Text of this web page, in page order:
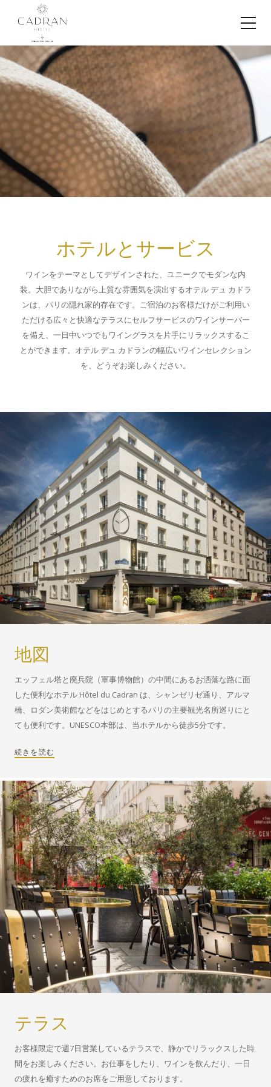
ホテルとサービス
ワインをテーマとしてデザインされた、ユニークでモダンな内
装。大胆でありながら上質な雰囲気を演出するオテル デュ カドラ
ンは、パリの隠れ家的存在です。ご宿泊のお客様だけがご利用い
ただける広々と快適なテラスにセルフサービスのワインサーバー
を備え、一日中いつでもワイングラスを片手にリラックスするこ
とができます。オテル デュ カドランの幅広いワインセレクション
を、どうぞお楽しみください。
地図
エッフェル塔と廃兵院（軍事博物館）の中間にあるお洒落な路に面
した便利なホテル Hôtel du Cadran は、シャンゼリゼ通り、アルマ
橋、ロダン美術館などをはじめとするパリの主要観光名所巡りにと
ても便利です。UNESCO本部は、当ホテルから徒歩5分です。
続きを読む
テラス
お客様限定で週7日営業しているテラスで、静かでリラックスした時
間をお楽しみください。お仕事をしたり、ワインを飲んだり、一日
の疲れを癒すためのお席をご用意しております。